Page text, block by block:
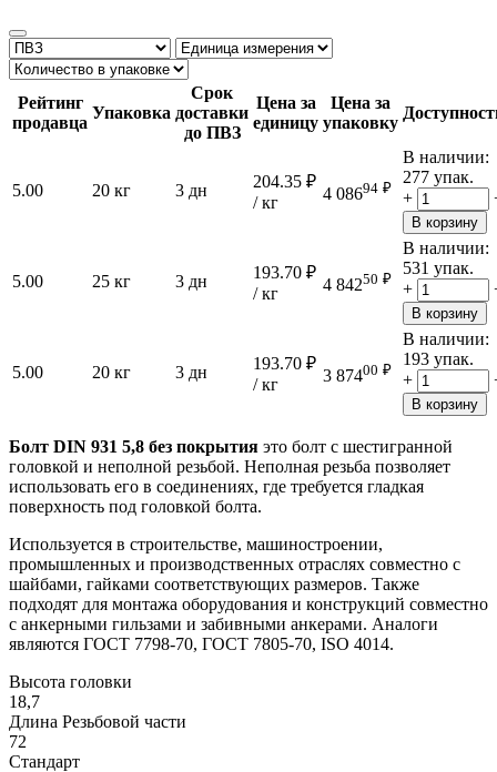
Рейтинг
продавца
Упаковка
Срок
доставки
до ПВЗ
Цена за
единицу
Цена за
упаковку
5.00 20 кг 3 дн 204.35 ₽
/ кг
4 08694 ₽
В наличии:
277 упак.
+
В корзину
5.00 25 кг 3 дн 193.70 ₽
/ кг
4 84250 ₽
В наличии:
531 упак.
+
В корзину
5.00 20 кг 3 дн 193.70 ₽
/ кг
3 87400 ₽
В наличии:
193 упак.
+
В корзину
Болт DIN 931 5,8 без покрытия это болт с шестигранной
головкой и неполной резьбой. Неполная резьба позволяет
использовать его в соединениях, где требуется гладкая
поверхность под головкой болта.
Используется в строительстве, машиностроении,
промышленных и производственных отраслях совместно с
шайбами, гайками соответствующих размеров. Также
подходят для монтажа оборудования и конструкций совместно
с анкерными гильзами и забивными анкерами. Аналоги
являются ГОСТ 7798-70, ГОСТ 7805-70, ISO 4014.
Высота головки
18,7
Длина Резьбовой части
72
Стандарт